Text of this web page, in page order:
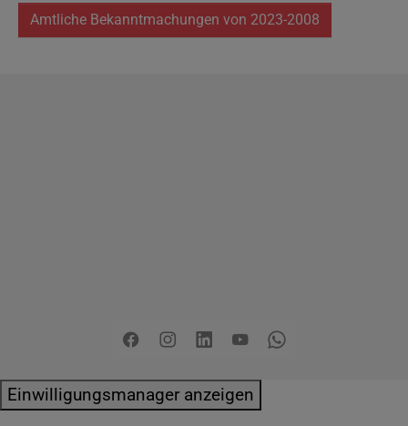
Amtliche Bekanntmachungen von 2023-2008
Facebook
Instagram
LinkedIn
YouTubeWhatsapp
Einwilligungsmanager anzeigen